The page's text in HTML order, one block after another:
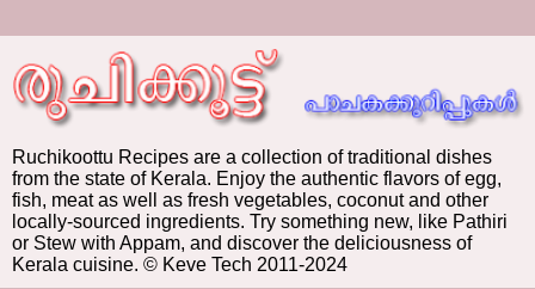
Ruchikoottu Recipes are a collection of traditional dishes
from the state of Kerala. Enjoy the authentic flavors of egg,
fish, meat as well as fresh vegetables, coconut and other
locally-sourced ingredients. Try something new, like Pathiri
or Stew with Appam, and discover the deliciousness of
Kerala cuisine. © Keve Tech 2011-2024